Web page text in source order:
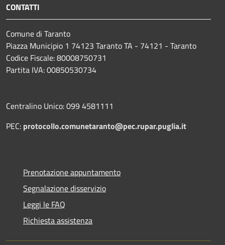
CONTATTI
Comune di Taranto
Piazza Municipio 1 74123 Taranto TA - 74121 - Taranto
Codice Fiscale: 80008750731
Partita IVA: 00850530734
Centralino Unico: 099 4581111
PEC: protocollo.comunetaranto@pec.rupar.puglia.it
Prenotazione appuntamento
Segnalazione disservizio
Leggi le FAQ
Richiesta assistenza